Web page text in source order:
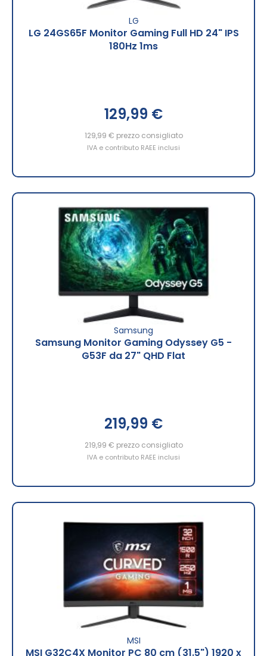
LG
LG 24GS65F Monitor Gaming Full HD 24" IPS
180Hz 1ms
129,99 €
129,99 € prezzo consigliato
IVA e contributo RAEE inclusi
Samsung
Samsung Monitor Gaming Odyssey G5 -
G53F da 27" QHD Flat
219,99 €
219,99 € prezzo consigliato
IVA e contributo RAEE inclusi
MSI
MSI G32C4X Monitor PC 80 cm (31.5") 1920 x